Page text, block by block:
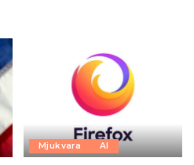
Mjukvara AI